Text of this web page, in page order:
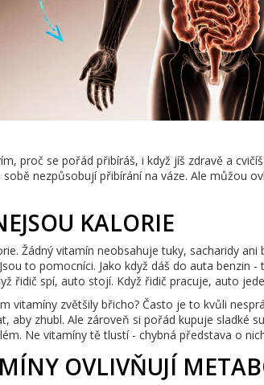
proč se pořád přibíráš, i když jíš zdravě a
nezpůsobují přibírání na váze. Ale můžou
KALORIE
Žádný vitamín neobsahuje tuky, sacharidy
to pomocníci. Jako když dáš do auta benzin
řidič spí, auto stojí. Když řidič pracuje, auto
vitamíny zvětšily břicho? Často je to kvůli
aby zhubl. Ale zároveň si pořád kupuje sladké
Ne vitamíny tě tlustí - chybná představa o
OVLIVŇUJÍ